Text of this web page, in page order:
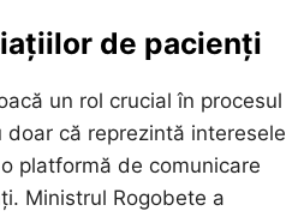
de pacienți
un rol crucial în procesul
că reprezintă interesele
platformă de comunicare
Ministrul Rogobete a